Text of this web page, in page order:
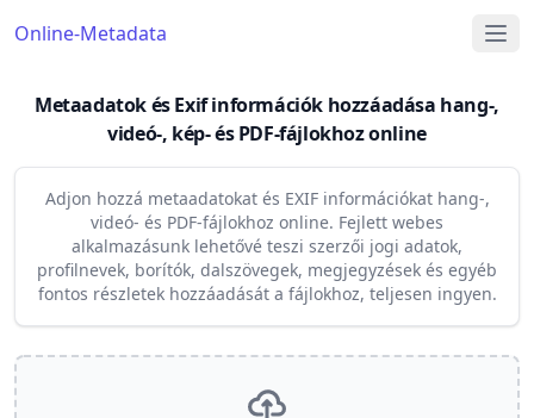
Online-Metadata
Metaadatok és Exif információk hozzáadása hang-,
videó-, kép- és PDF-fájlokhoz online
Adjon hozzá metaadatokat és EXIF információkat hang-,
videó- és PDF-fájlokhoz online. Fejlett webes
alkalmazásunk lehetővé teszi szerzői jogi adatok,
profilnevek, borítók, dalszövegek, megjegyzések és egyéb
fontos részletek hozzáadását a fájlokhoz, teljesen ingyen.